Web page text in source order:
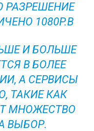
РАЗРЕШЕНИЕ
1080P.В
И БОЛЬШЕ
В БОЛЕЕ
А СЕРВИСЫ
ТАКИЕ КАК
МНОЖЕСТВО
ВЫБОР.